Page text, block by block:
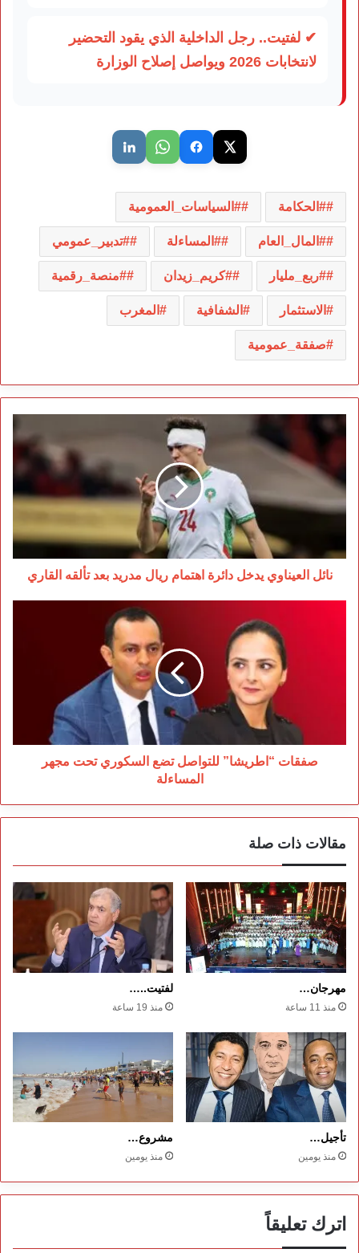
✔ لفتيت.. رجل الداخلية الذي يقود التحضير
لانتخابات 2026 ويواصل إصلاح الوزارة
#الحكامة #السياسات_العمومية
#المال_العام #المساءلة #تدبير_عمومي
#ربع_مليار #كريم_زيدان #منصة_رقمية
الاستثمار الشفافية المغرب
صفقة_عمومية
نائل
العيناوي
يدخل
دائرة
اهتمام
ريال
تألقه
القاري
نائل العيناوي يدخل دائرة اهتمام ريال مدريد بعد تألقه القاري
صفقات
“اطريشا”
للتواصل
السكوري
المساءلة
صفقات “اطريشا” للتواصل تضع السكوري تحت مجهر
المساءلة
مقالات ذات صلة
مهرجان…
منذ 11 ساعة
لفتيت..…
منذ 19 ساعة
تأجيل…
منذ يومين
مشروع…
منذ يومين
اترك تعليقاً